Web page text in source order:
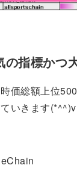
指標かつ
価総額上位
いきます(*^^)v